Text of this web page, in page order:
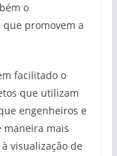
o
promovem a
facilitado o
que utilizam
engenheiros e
maneira mais
visualização de